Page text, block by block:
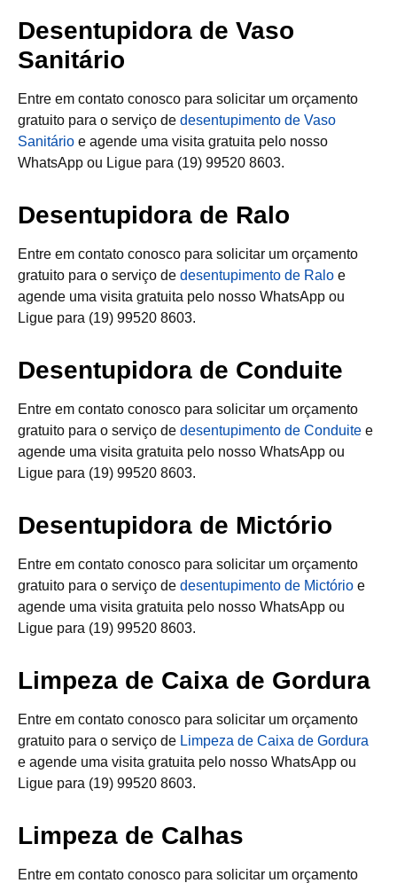
Desentupidora de Vaso
Sanitário
Entre em contato conosco para solicitar um orçamento
gratuito para o serviço de desentupimento de Vaso
Sanitário e agende uma visita gratuita pelo nosso
WhatsApp ou Ligue para (19) 99520 8603.
Desentupidora de Ralo
Entre em contato conosco para solicitar um orçamento
gratuito para o serviço de desentupimento de Ralo e
agende uma visita gratuita pelo nosso WhatsApp ou
Ligue para (19) 99520 8603.
Desentupidora de Conduite
Entre em contato conosco para solicitar um orçamento
gratuito para o serviço de desentupimento de Conduite e
agende uma visita gratuita pelo nosso WhatsApp ou
Ligue para (19) 99520 8603.
Desentupidora de Mictório
Entre em contato conosco para solicitar um orçamento
gratuito para o serviço de desentupimento de Mictório e
agende uma visita gratuita pelo nosso WhatsApp ou
Ligue para (19) 99520 8603.
Limpeza de Caixa de Gordura
Entre em contato conosco para solicitar um orçamento
gratuito para o serviço de Limpeza de Caixa de Gordura
e agende uma visita gratuita pelo nosso WhatsApp ou
Ligue para (19) 99520 8603.
Limpeza de Calhas
Entre em contato conosco para solicitar um orçamento